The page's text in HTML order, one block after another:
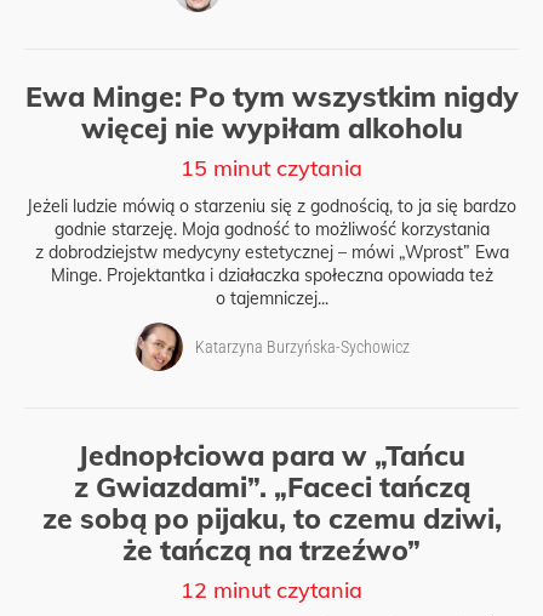
Ewa Minge: Po tym wszystkim nigdy
więcej nie wypiłam alkoholu
15 minut czytania
Jeżeli ludzie mówią o starzeniu się z godnością, to ja się bardzo
godnie starzeję. Moja godność to możliwość korzystania
z dobrodziejstw medycyny estetycznej – mówi „Wprost” Ewa
Minge. Projektantka i działaczka społeczna opowiada też
o tajemniczej...
Katarzyna Burzyńska-Sychowicz
Jednopłciowa para w „Tańcu
z Gwiazdami”. „Faceci tańczą
ze sobą po pijaku, to czemu dziwi,
że tańczą na trzeźwo”
12 minut czytania